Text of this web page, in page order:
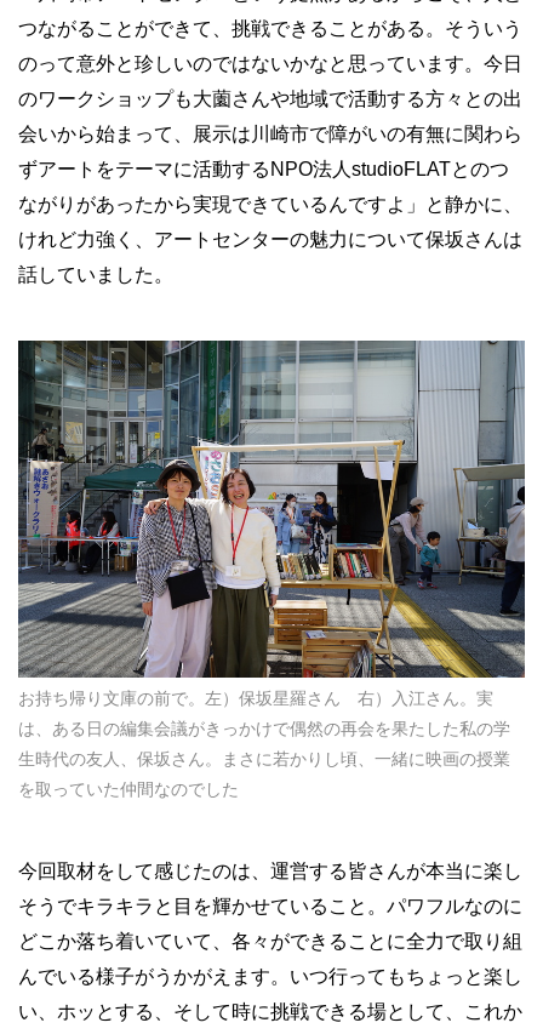
つながることができて、挑戦できることがある。そういう
のって意外と珍しいのではないかなと思っています。今日
のワークショップも大薗さんや地域で活動する方々との出
会いから始まって、展示は川崎市で障がいの有無に関わら
ずアートをテーマに活動するNPO法人studioFLATとのつ
ながりがあったから実現できているんですよ」と静かに、
けれど力強く、アートセンターの魅力について保坂さんは
話していました。
お持ち帰り文庫の前で。左）保坂星羅さん 右）入江さん。実
は、ある日の編集会議がきっかけで偶然の再会を果たした私の学
生時代の友人、保坂さん。まさに若かりし頃、一緒に映画の授業
を取っていた仲間なのでした
今回取材をして感じたのは、運営する皆さんが本当に楽し
そうでキラキラと目を輝かせていること。パワフルなのに
どこか落ち着いていて、各々ができることに全力で取り組
んでいる様子がうかがえます。いつ行ってもちょっと楽し
い、ホッとする、そして時に挑戦できる場として、これか